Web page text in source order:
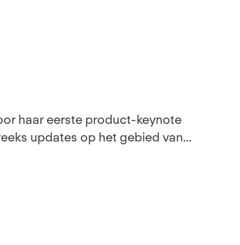
haar eerste product-keynote
updates op het gebied van...